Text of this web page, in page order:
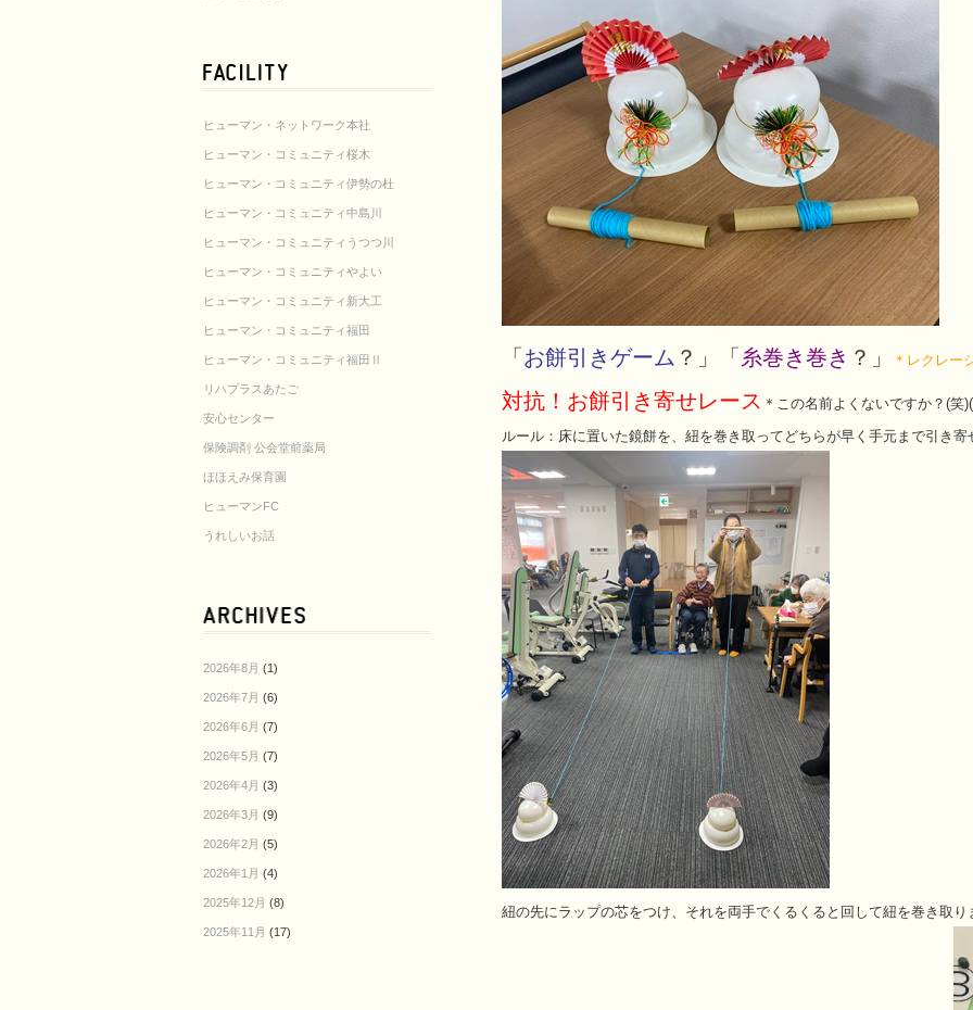
ヒューマン・ネットワーク本社
ヒューマン・コミュニティ桜木
ヒューマン・コミュニティ伊勢の杜
ヒューマン・コミュニティ中島川
ヒューマン・コミュニティうつつ川
ヒューマン・コミュニティやよい
ヒューマン・コミュニティ新大工
ヒューマン・コミュニティ福田
ヒューマン・コミュニティ福田Ⅱ
リハプラスあたご
安心センター
保険調剤 公会堂前薬局
ほほえみ保育園
ヒューマンFC
うれしいお話
2026年8月 (1)
2026年7月 (6)
2026年6月 (7)
2026年5月 (7)
2026年4月 (3)
2026年3月 (9)
2026年2月 (5)
2026年1月 (4)
2025年12月 (8)
2025年11月 (17)
「 お餅引きゲーム ？」「 糸巻き巻き ？」 ＊レクレー
対抗！ お餅引き寄せレース ＊この名前よくないですか？(笑
ルール：床に置いた鏡餅を、紐を巻き取ってどちらが早く手元まで引き
紐の先にラップの芯をつけ、それを両手でくるくると回して紐を巻き取り